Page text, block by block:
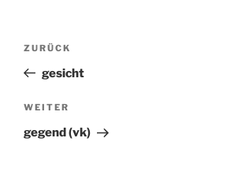
Beitragsnavigation
Vorheriger
Beitrag
ZURÜCK
gesicht
Nächster
Beitrag
WEITER
gegend (vk)